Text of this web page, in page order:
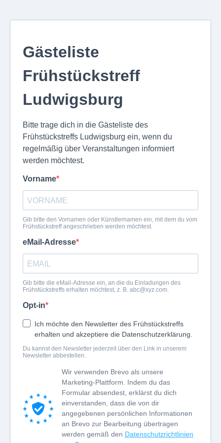
Gästeliste
Frühstückstreff
Ludwigsburg
Bitte trage dich in die Gästeliste des
Frühstückstreffs Ludwigsburg ein, wenn du
regelmäßig über Veranstaltungen informiert
werden möchtest.
Vorname
Gib bitte den Vornamen oder Künstlernamen ein, mit dem du vom
Frühstückstreff angeschrieben werden möchtest.
eMail-Adresse
Gib bitte die eMail-Adresse ein, an die du Einladungen des
Frühstückstreffs erhalten möchtest, z. B. abc@xyz.com.
Opt-in
Ich möchte den Newsletter des Frühstückstreffs
erhalten und akzeptiere die Datenschutzerklärung.
Du kannst den Newsletter jederzeit über den Link in unserem
Newsletter abbestellen.
Wir verwenden Brevo als unsere
Marketing-Plattform. Indem du das
Formular absendest, erklärst du dich
einverstanden, dass die von dir
angegebenen persönlichen Informationen
an Brevo zur Bearbeitung übertragen
werden gemäß den Datenschutzrichtlinien